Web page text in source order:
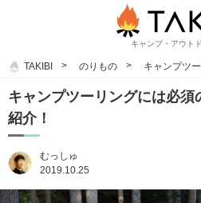
キャンプ・アウト
TAKIBI のりもの キャンプツ
キャンプツーリングには必須
紹介！
むっしゅ
2019.10.25